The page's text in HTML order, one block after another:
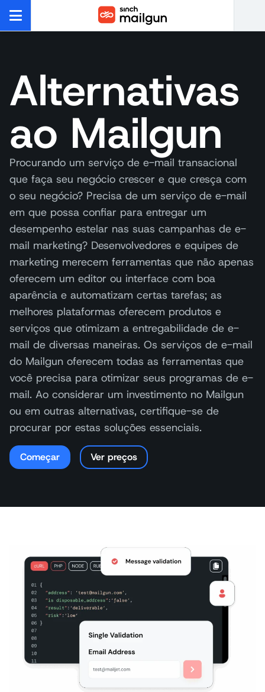
Alternativas
ao Mailgun
Procurando um serviço de e-mail transacional
que faça seu negócio crescer e que cresça com
o seu negócio? Precisa de um serviço de e-mail
em que possa confiar para entregar um
desempenho estelar nas suas campanhas de e-
mail marketing? Desenvolvedores e equipes de
marketing merecem ferramentas que não apenas
oferecem um editor ou interface com boa
aparência e automatizam certas tarefas; as
melhores plataformas oferecem produtos e
serviços que otimizam a entregabilidade de e-
mail de diversas maneiras. Os serviços de e-mail
do Mailgun oferecem todas as ferramentas que
você precisa para otimizar seus programas de e-
mail. Ao considerar um investimento no Mailgun
ou em outras alternativas, certifique-se de
procurar por estas soluções essenciais.
Começar Ver preços